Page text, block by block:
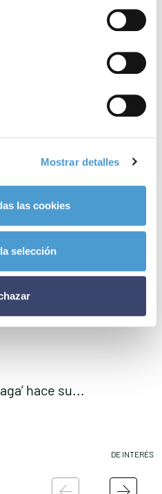
Mostrar detalles
las cookies
selección
hace su...
DE INTERÉS